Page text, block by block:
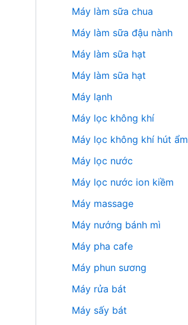
Máy làm sữa chua
Máy làm sữa đậu nành
Máy làm sữa hạt
Máy làm sữa hạt
Máy lạnh
Máy lọc không khí
Máy lọc không khí hút ẩm
Máy lọc nước
Máy lọc nước ion kiềm
Máy massage
Máy nướng bánh mì
Máy pha cafe
Máy phun sương
Máy rửa bát
Máy sấy bát